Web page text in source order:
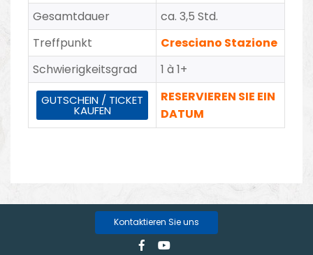
Gesamtdauer
ca. 3,5 Std.
Treffpunkt
Cresciano Stazione
Schwierigkeitsgrad
1 à 1+
GUTSCHEIN / TICKET
KAUFEN
RESERVIEREN SIE EIN
DATUM
Kontaktieren Sie uns